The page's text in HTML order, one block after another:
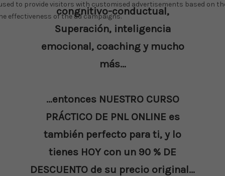
congnitivo-conductual,
Superación, inteligencia
emocional, coaching y mucho
más…
…entonces NUESTRO CURSO
PRÁCTICO DE PNL ONLINE es
también perfecto para ti, y lo
tienes HOY con un 90 % DE
DESCUENTO de su precio original…